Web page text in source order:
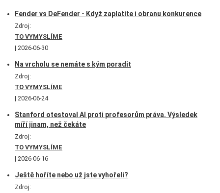
Fender vs DeFender - Když zaplatíte i obranu konkurence
Zdroj:
TO VYMYSLÍME
2026-06-30
Na vrcholu se nemáte s kým poradit
Zdroj:
TO VYMYSLÍME
2026-06-24
Stanford otestoval AI proti profesorům práva. Výsledek
míří jinam, než čekáte
Zdroj:
TO VYMYSLÍME
2026-06-16
Ještě hoříte nebo už jste vyhořeli?
Zdroj: